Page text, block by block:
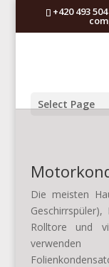
+420 493 504
Select Page
Die meisten
Rolltore und